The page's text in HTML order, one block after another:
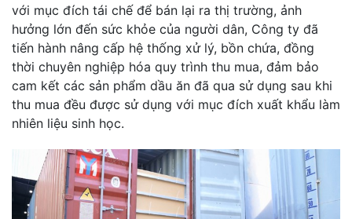
với mục đích tái chế để bán lại ra thị trường, ảnh
hưởng lớn đến sức khỏe của người dân, Công ty đã
tiến hành nâng cấp hệ thống xử lý, bồn chứa, đồng
thời chuyên nghiệp hóa quy trình thu mua, đảm bảo
cam kết các sản phẩm dầu ăn đã qua sử dụng sau khi
thu mua đều được sử dụng với mục đích xuất khẩu làm
nhiên liệu sinh học.